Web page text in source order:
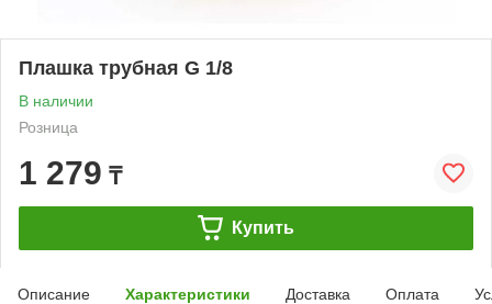
Плашка трубная G 1/8
В наличии
Розница
1 279 ₸
Купить
Описание Характеристики Доставка Оплата